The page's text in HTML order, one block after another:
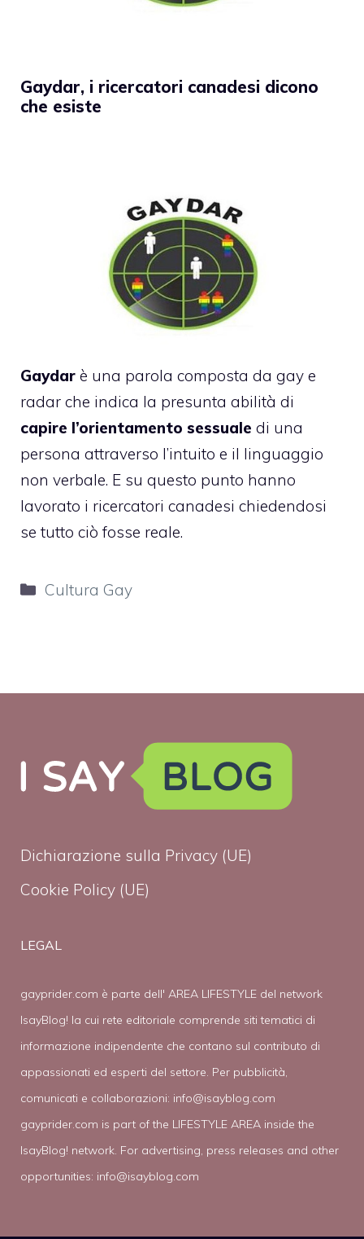
Gaydar, i ricercatori canadesi dicono
che esiste
Gaydar è una parola composta da gay e
radar che indica la presunta abilità di
capire l’orientamento sessuale di una
persona attraverso l’intuito e il linguaggio
non verbale. E su questo punto hanno
lavorato i ricercatori canadesi chiedendosi
se tutto ciò fosse reale.
Categorie
Cultura Gay
Dichiarazione sulla Privacy (UE)
Cookie Policy (UE)
LEGAL
gayprider.com è parte dell' AREA LIFESTYLE del network
IsayBlog! la cui rete editoriale comprende siti tematici di
informazione indipendente che contano sul contributo di
appassionati ed esperti del settore. Per pubblicità,
comunicati e collaborazioni: info@isayblog.com
gayprider.com is part of the LIFESTYLE AREA inside the
IsayBlog! network. For advertising, press releases and other
opportunities: info@isayblog.com